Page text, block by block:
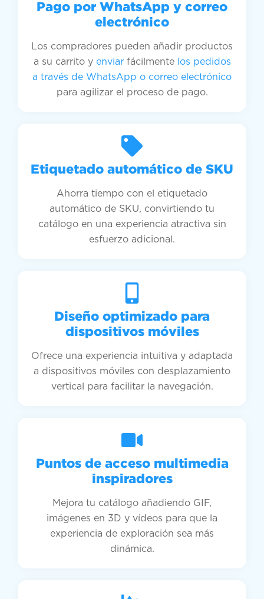
Pago por WhatsApp y correo
electrónico
Los compradores pueden añadir productos
a su carrito y enviarfácilmente los pedidos
a través de WhatsApp o correo electrónico
para agilizar el proceso de pago.
Etiquetado automático de SKU
Ahorra tiempo con el etiquetado
automático de SKU, convirtiendo tu
catálogo en una experiencia atractiva sin
esfuerzo adicional.
Diseño optimizado para
dispositivos móviles
Ofrece una experiencia intuitiva y adaptada
a dispositivos móviles con desplazamiento
vertical para facilitar la navegación.
Puntos de acceso multimedia
inspiradores
Mejora tu catálogo añadiendo GIF,
imágenes en 3D y vídeos para que la
experiencia de exploración sea más
dinámica.